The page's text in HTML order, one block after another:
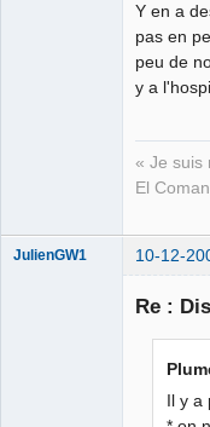
Y en a
pas en
peu de
y a
« Je suis
El
JulienGW1 10-12-
Re :
Il y a